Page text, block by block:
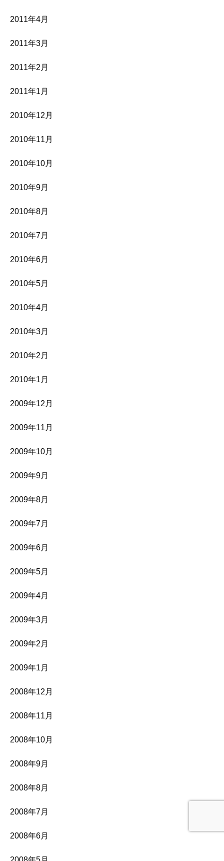
2011年4月
2011年3月
2011年2月
2011年1月
2010年12月
2010年11月
2010年10月
2010年9月
2010年8月
2010年7月
2010年6月
2010年5月
2010年4月
2010年3月
2010年2月
2010年1月
2009年12月
2009年11月
2009年10月
2009年9月
2009年8月
2009年7月
2009年6月
2009年5月
2009年4月
2009年3月
2009年2月
2009年1月
2008年12月
2008年11月
2008年10月
2008年9月
2008年8月
2008年7月
2008年6月